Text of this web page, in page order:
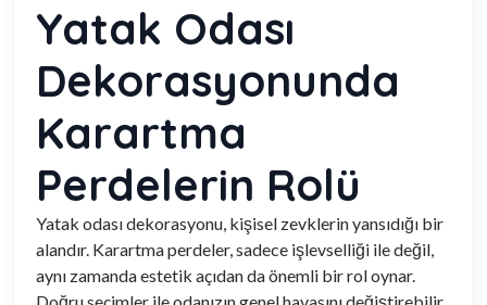
Yatak Odası
Dekorasyonunda
Karartma
Perdelerin Rolü
Yatak odası dekorasyonu, kişisel zevklerin yansıdığı bir
alandır. Karartma perdeler, sadece işlevselliği ile değil,
aynı zamanda estetik açıdan da önemli bir rol oynar.